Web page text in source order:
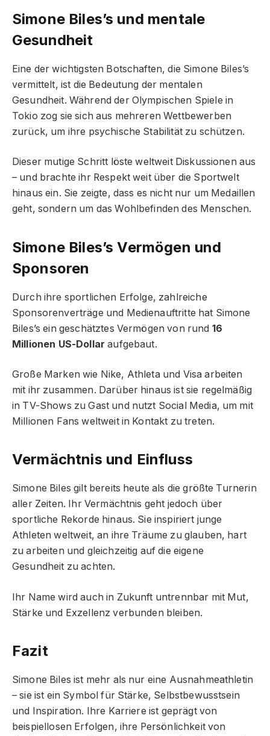
Simone Biles’s und mentale
Gesundheit
Eine der wichtigsten Botschaften, die Simone Biles’s
vermittelt, ist die Bedeutung der mentalen
Gesundheit. Während der Olympischen Spiele in
Tokio zog sie sich aus mehreren Wettbewerben
zurück, um ihre psychische Stabilität zu schützen.
Dieser mutige Schritt löste weltweit Diskussionen aus
– und brachte ihr Respekt weit über die Sportwelt
hinaus ein. Sie zeigte, dass es nicht nur um Medaillen
geht, sondern um das Wohlbefinden des Menschen.
Simone Biles’s Vermögen und
Sponsoren
Durch ihre sportlichen Erfolge, zahlreiche
Sponsorenverträge und Medienauftritte hat Simone
Biles’s ein geschätztes Vermögen von rund 16
Millionen US-Dollar aufgebaut.
Große Marken wie Nike, Athleta und Visa arbeiten
mit ihr zusammen. Darüber hinaus ist sie regelmäßig
in TV-Shows zu Gast und nutzt Social Media, um mit
Millionen Fans weltweit in Kontakt zu treten.
Vermächtnis und Einfluss
Simone Biles gilt bereits heute als die größte Turnerin
aller Zeiten. Ihr Vermächtnis geht jedoch über
sportliche Rekorde hinaus. Sie inspiriert junge
Athleten weltweit, an ihre Träume zu glauben, hart
zu arbeiten und gleichzeitig auf die eigene
Gesundheit zu achten.
Ihr Name wird auch in Zukunft untrennbar mit Mut,
Stärke und Exzellenz verbunden bleiben.
Fazit
Simone Biles ist mehr als nur eine Ausnahmeathletin
– sie ist ein Symbol für Stärke, Selbstbewusstsein
und Inspiration. Ihre Karriere ist geprägt von
beispiellosen Erfolgen, ihre Persönlichkeit von